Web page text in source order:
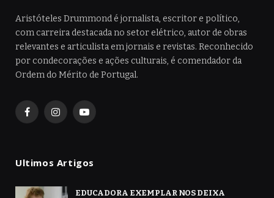
Aristóteles Drummond é jornalista, escritor e político,
com carreira destacada no setor elétrico, autor de obras
relevantes e articulista em jornais e revistas. Reconhecido
por condecorações e ações culturais, é comendador da
Ordem do Mérito de Portugal.
FacebookInstagramYouTube
Ultimos Artigos
EDUCADORA EXEMPLAR NOS DEIXA